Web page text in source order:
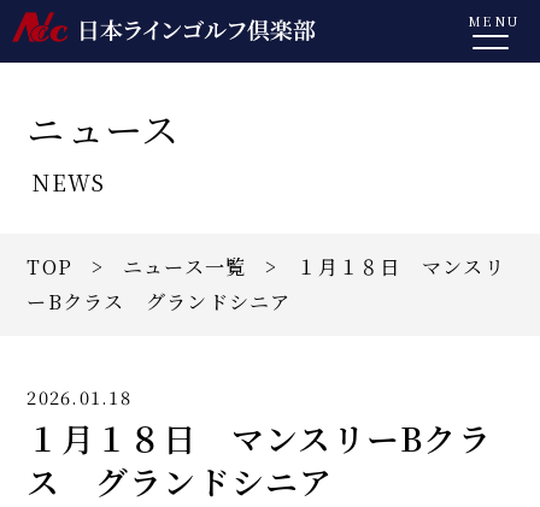
MENU
ニュース
NEWS
TOP > ニュース一覧 > １月１８日 マンスリ
ーBクラス グランドシニア
2026.01.18
１月１８日 マンスリーBクラ
ス グランドシニア